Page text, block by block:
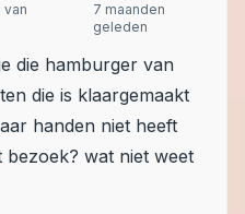
van
7 maanden
geleden
die hamburger van
die is klaargemaakt
handen niet heeft
bezoek? wat niet weet